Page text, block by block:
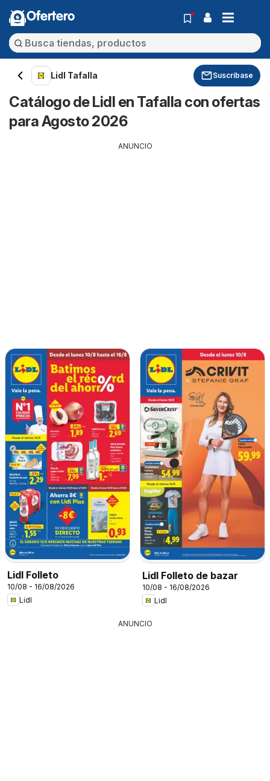
Ofertero
Lidl Tafalla Suscríbase
Catálogo de Lidl en Tafalla con ofertas
para Agosto 2026
ANUNCIO
Lidl Folleto
10/08 - 16/08/2026
Lidl
Lidl Folleto de bazar
10/08 - 16/08/2026
Lidl
ANUNCIO